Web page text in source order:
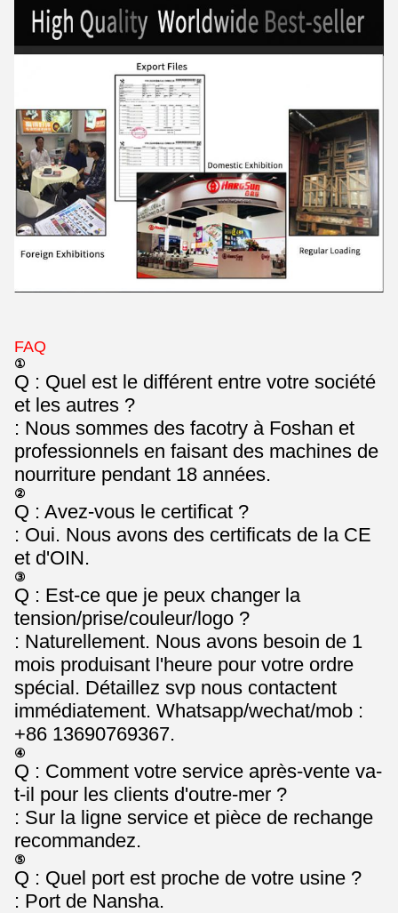
FAQ
①
Q : Quel est le différent entre votre société
et les autres ?
: Nous sommes des facotry à Foshan et
professionnels en faisant des machines de
nourriture pendant 18 années.
②
Q : Avez-vous le certificat ?
: Oui. Nous avons des certificats de la CE
et d'OIN.
③
Q : Est-ce que je peux changer la
tension/prise/couleur/logo ?
: Naturellement. Nous avons besoin de 1
mois produisant l'heure pour votre ordre
spécial. Détaillez svp nous contactent
immédiatement. Whatsapp/wechat/mob :
+86 13690769367.
④
Q : Comment votre service après-vente va-
t-il pour les clients d'outre-mer ?
: Sur la ligne service et pièce de rechange
recommandez.
⑤
Q : Quel port est proche de votre usine ?
: Port de Nansha.